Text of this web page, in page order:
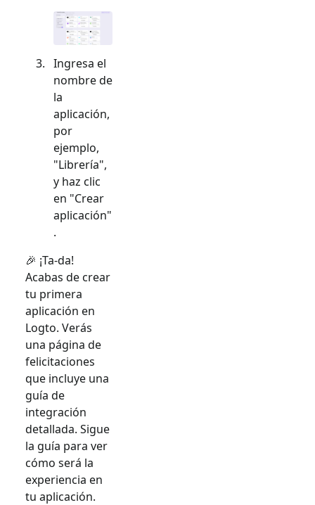
Ingresa el
nombre de
la
aplicación,
por
ejemplo,
"Librería",
y haz clic
en "Crear
aplicación"
.
🎉 ¡Ta-da!
Acabas de crear
tu primera
aplicación en
Logto. Verás
una página de
felicitaciones
que incluye una
guía de
integración
detallada. Sigue
la guía para ver
cómo será la
experiencia en
tu aplicación.